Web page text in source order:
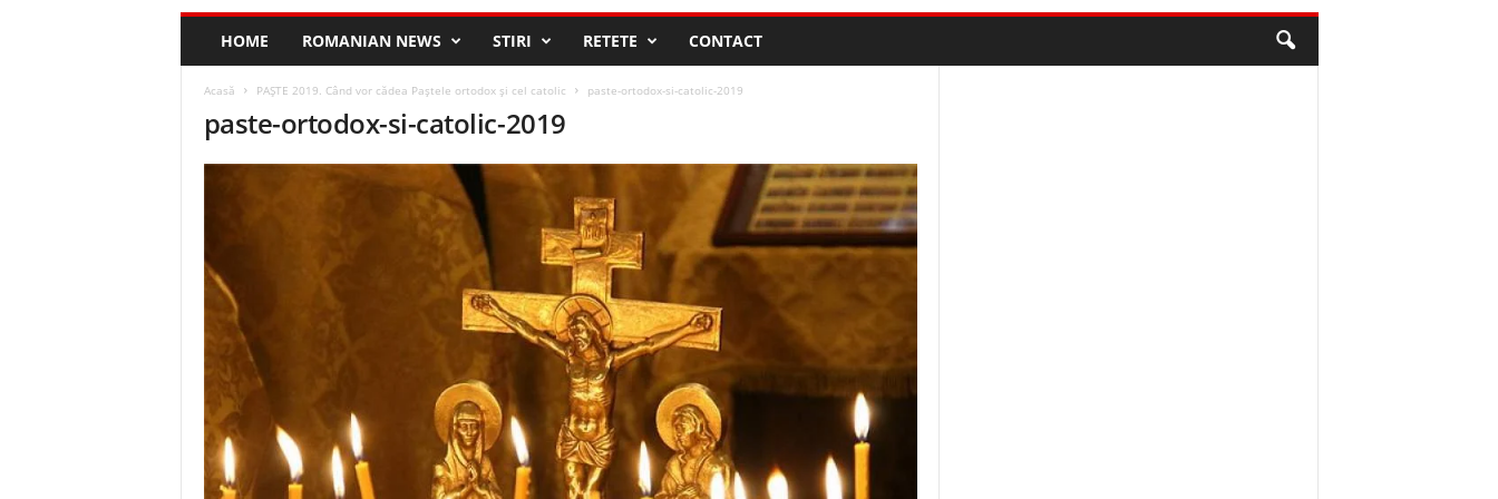
HOME ROMANIAN NEWS STIRI RETETE CONTACT
Acasă PAŞTE 2019. Când vor cădea Paştele ortodox şi cel catolic paste-ortodox-si-catolic-2019
paste-ortodox-si-catolic-2019